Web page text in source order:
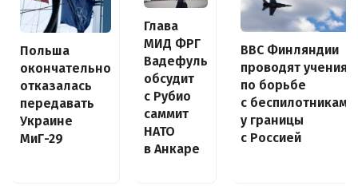
Польша
окончательно
отказалась
передавать
Украине
МиГ-29
Глава
МИД ФРГ
Вадефуль
обсудит
с Рубио
саммит
НАТО
в Анкаре
ВВС Финляндии
проводят учения
по борьбе
с беспилотниками
у границы
с Россией